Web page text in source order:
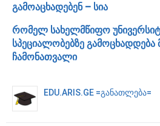
გამოაცხადებენ – სია
რომელ სახელმწიფო
სპეციალობებზე გამოცხადდება
ჩამონათვალი
EDU.ARIS.GE =განათლება=